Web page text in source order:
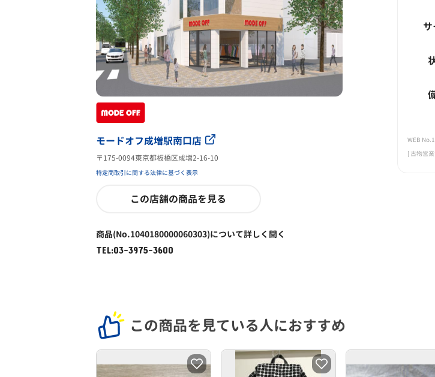
モードオフ成増駅南口店
〒175-0094東京都板橋区成増2-16-10
特定商取引に関する法律に基づく表示
この店舗の商品を見る
商品(No.1040180000060303)について詳しく聞く
TEL:03-3975-3600
WEB
[ 古物営
この商品を見ている人におすすめ